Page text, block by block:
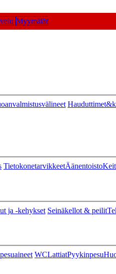
Myymälät
TietokonetarvikkeetÄänentoisto
ja -kehykset Seinäkellot & peilit
WCLattiatPyykinpesu